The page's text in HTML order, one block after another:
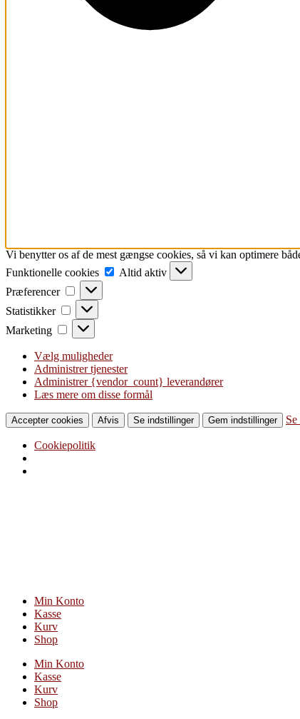
Vi benytter os af de mest gængse cookies, så vi kan optimere
Funktionelle cookies
Funktionelle
cookies
Altid aktiv
Præferencer
Præferencer
Statistikker Statistikker
Marketing Marketing
Vælg muligheder
Administrer tjenester
Administrer {vendor_count} leverandører
Læs mere om disse formål
Accepter cookies Afvis Se indstillinger Gem indstillinger
Cookiepolitik
Min Konto
Kasse
Kurv
Shop
Min Konto
Kasse
Kurv
Shop